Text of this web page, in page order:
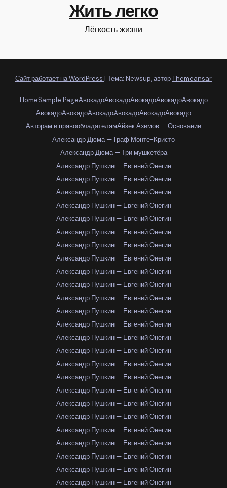
Жить легко
Лёгкость жизни
Сайт работает на WordPress | Тема: Newsup, авторThemeansar
HomeSample PageАвокадоАвокадоАвокадоАвокадоАвокадо
АвокадоАвокадоАвокадоАвокадоАвокадоАвокадо
Авторам и правообладателямАйзек Азимов — Основание
Александр Дюма — Граф Монте-Кристо
Александр Дюма — Три мушкетёра
Александр Пушкин — Евгений Онегин
Александр Пушкин — Евгений Онегин
Александр Пушкин — Евгений Онегин
Александр Пушкин — Евгений Онегин
Александр Пушкин — Евгений Онегин
Александр Пушкин — Евгений Онегин
Александр Пушкин — Евгений Онегин
Александр Пушкин — Евгений Онегин
Александр Пушкин — Евгений Онегин
Александр Пушкин — Евгений Онегин
Александр Пушкин — Евгений Онегин
Александр Пушкин — Евгений Онегин
Александр Пушкин — Евгений Онегин
Александр Пушкин — Евгений Онегин
Александр Пушкин — Евгений Онегин
Александр Пушкин — Евгений Онегин
Александр Пушкин — Евгений Онегин
Александр Пушкин — Евгений Онегин
Александр Пушкин — Евгений Онегин
Александр Пушкин — Евгений Онегин
Александр Пушкин — Евгений Онегин
Александр Пушкин — Евгений Онегин
Александр Пушкин — Евгений Онегин
Александр Пушкин — Евгений Онегин
Александр Пушкин — Евгений Онегин